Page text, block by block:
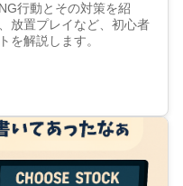
行動とその対策を紹
放置プレイなど、初心者
を解説します。